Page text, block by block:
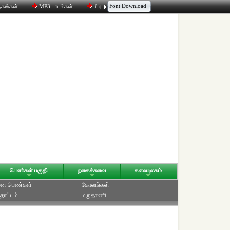
MP3 பாடல்கள் மின்னஞ்சல் திரட்டி உரையாடல்
Font Download
பெண்கள் பகுதி நகைச்சுவை கலையுலகம்
பெண்கள்
கோலங்கள்
மருதாணி